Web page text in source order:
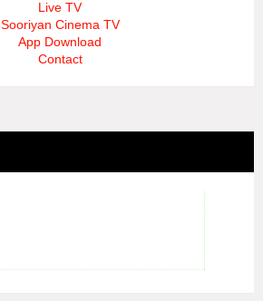
Live TV
Sooriyan Cinema TV
App Download
Contact